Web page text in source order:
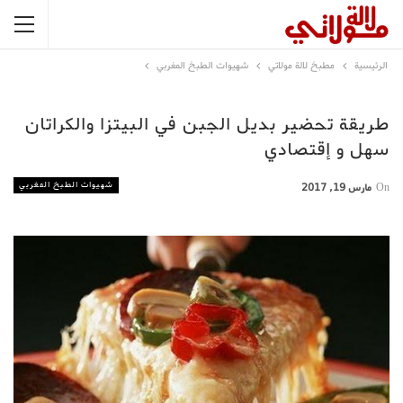
الرئيسية مطبخ لالة مولاتي شهيوات الطبخ المغربي
طريقة تحضير بديل الجبن في البيتزا والكراتان
سهل و إقتصادي
شهيوات الطبخ المغربي On مارس 19, 2017